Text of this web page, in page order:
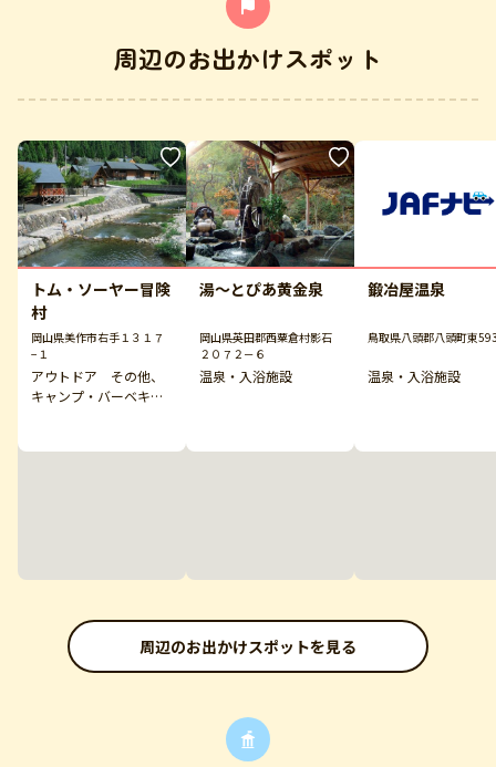
周辺のお出かけスポット
トム・ソーヤー冒険
村
岡山県美作市右手１３１７
−１
アウトドア その他、
キャンプ・バーベキュ
湯～とぴあ黄金泉
岡山県英田郡西粟倉村影石
２０７２－６
温泉・入浴施設
鍛冶屋温泉
鳥取県八頭郡八頭町東
温泉・入浴施設
周辺のお出かけスポットを見る